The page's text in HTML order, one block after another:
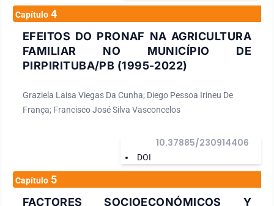
Capítulo 4
EFEITOS DO PRONAF NA AGRICULTURA
FAMILIAR NO MUNICÍPIO DE
PIRPIRITUBA/PB (1995-2022)
Graziela Laisa Viegas Da Cunha; Diego Pessoa Irineu De
França; Francisco José Silva Vasconcelos
DOI
10.37885/230914406
Capítulo 5
FACTORES SOCIOECONÓMICOS Y